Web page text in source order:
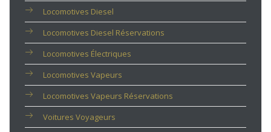
Locomotives Diesel
Locomotives Diesel Réservations
Locomotives Électriques
Locomotives Vapeurs
Locomotives Vapeurs Réservations
Voitures Voyageurs